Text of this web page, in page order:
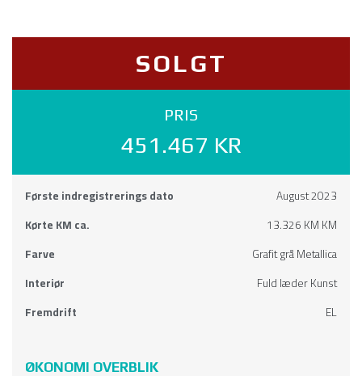
SOLGT
PRIS
451.467 KR
Første indregistrerings dato
August 2023
Kørte KM ca.
13.326 KM KM
Farve
Grafit grå Metallica
Interiør
Fuld læder Kunst
Fremdrift
EL
ØKONOMI OVERBLIK